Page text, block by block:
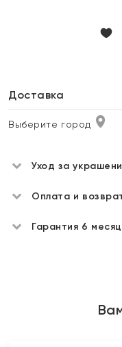
Доставка
Выберите город
Уход за
Оплата и
Гарантия 6